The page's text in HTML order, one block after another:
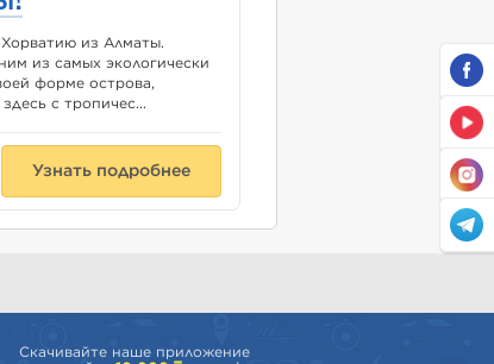
из Алматы.
из самых экологически
форме острова,
с тропичес...
Узнать подробнее
Скачивайте наше приложение